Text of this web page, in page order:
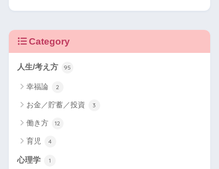
Category
人生/考え方 95
幸福論 2
お金／貯蓄／投資 3
働き方 12
育児 4
心理学 1